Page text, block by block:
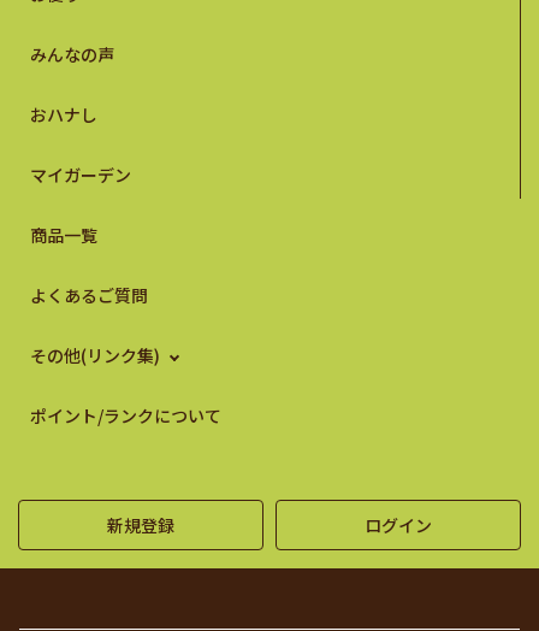
みんなの声
おハナし
マイガーデン
商品一覧
よくあるご質問
その他(リンク集)
ポイント/ランクについて
新規登録 ログイン